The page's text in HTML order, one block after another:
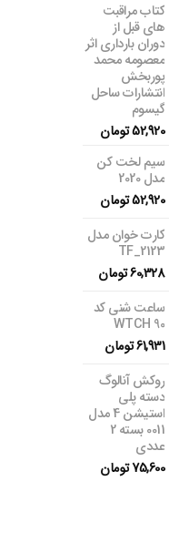
کتاب مراقبت
های قبل از
دوران بارداری اثر
معصومه محمد
پوربخش
انتشارات ساحل
گیسوم
52,920تومان
سیم لخت کن
مدل 2020
52,920تومان
کارت خوان مدل
TF_2123
60,328تومان
ساعت شنی کد
WTCH 90
61,931تومان
روکش آنالوگ
دسته پلی
استیشن 4 مدل
0011 بسته 2
عددی
75,600تومان